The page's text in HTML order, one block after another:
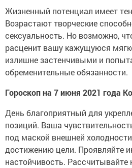
Жизненный потенциал имеет
Возрастают творческие
сексуальность. Но возможно,
расценит вашу кажущуюся
излишне застенчивыми и
обременительные обязанности.
Гороскоп на 7 июня 2021 года
День благоприятный для
позиций. Ваша
под маской внешней
достижению цели. Проявляйте
настойчивость.